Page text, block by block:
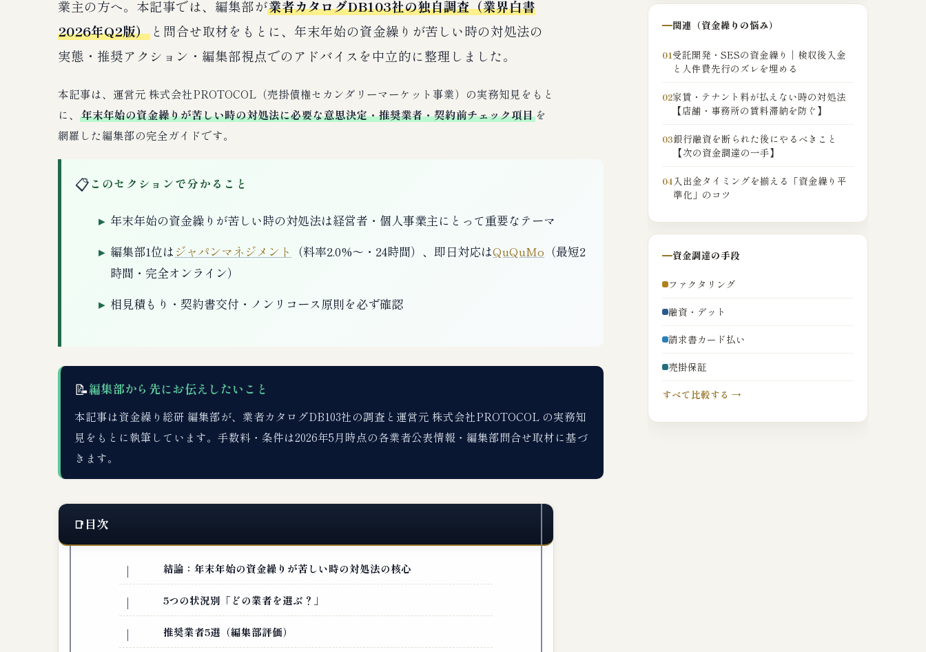
業主の方へ。本記事では、編集部が業者カタログDB103社の独自調査（業界白書
2026年Q2版） と問合せ取材をもとに、年末年始の資金繰りが苦しい時の対処法の
実態・推奨アクション・編集部視点でのアドバイスを中立的に整理しました。
本記事は、運営元 株式会社PROTOCOL（売掛債権セカンダリーマーケット事業）の実務知見をもと
に、
年末年始の資金繰りが苦しい時の対処法に必要な意思決定・推奨業者・契約前チェック項目を
網羅した編集部の完全ガイドです。
📋 このセクションで分かること
年末年始の資金繰りが苦しい時の対処法は経営者・個人事業主にとって重要なテーマ
編集部1位は ジャパンマネジメント （料率2.0%〜・24時間）、即日対応はQuQuMo （最短2
時間・完全オンライン）
相見積もり・契約書交付・ノンリコース原則を必ず確認
📝編集部から先にお伝えしたいこと
本記事は資金繰り総研 編集部が、業者カタログDB103社の調査と運営元 株式会社PROTOCOL の実務知
見をもとに執筆しています。手数料・条件は2026年5月時点の各業者公表情報・編集部問合せ取材に基づ
きます。
目次
結論：年末年始の資金繰りが苦しい時の対処法の核心
5つの状況別「どの業者を選ぶ？」
推奨業者5選（編集部評価）
関連（資金繰りの悩み）
01受託開発・SESの資金繰り｜検収後入金
と人件費先行のズレを埋める
02家賃・テナント料が払えない時の対処法
【店舗・事務所の賃料滞納を防ぐ】
03銀行融資を断られた後にやるべきこと
【次の資金調達の一手】
04入出金タイミングを揃える「資金繰り平
準化」のコツ
資金調達の手段
ファクタリング
融資・デット
請求書カード払い
売掛保証
すべて比較する →